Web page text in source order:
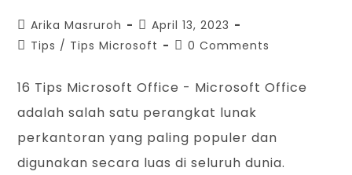
Arika Masruroh
April 13, 2023
Tips / Tips Microsoft 0 Comments
16 Tips Microsoft Office - Microsoft Office
adalah salah satu perangkat lunak
perkantoran yang paling populer dan
digunakan secara luas di seluruh dunia.